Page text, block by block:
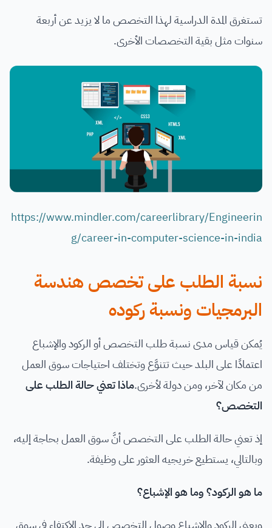
تستغرق المدة الدراسية لهذا التخصص ما لا يزيد عن أربعة
سنوات مثل بقية التخصصات الأخرى.
https://www.mindler.com/careerlibrary/Engineerin
g/career-in-computer-science-in-india
نسبة الطلب على تخصص هندسة
البرمجيات ونسبة ركوده
يُمكن قياس مدى نسبة طلب التخصص أو الركود والإشباع
اعتمادًا على البلد حيث تتنوَّع وتختلف احتياجات سوق العمل
من مكان لآخر، ومن دولة لأخرى.ماذا تعني حالة الطلب على
التخصص؟
إذ تعني حالة الطلب على التخصص أنَّ سوق العمل بحاجة إليه،
وبالتالي، يستطيع خريجيه العثور على وظيفة.
ما هو الركود؟ وما هو الإشباع؟
ويعني الركود والإشباع وصول التخصص إلى حد الاكتفاء في سوق